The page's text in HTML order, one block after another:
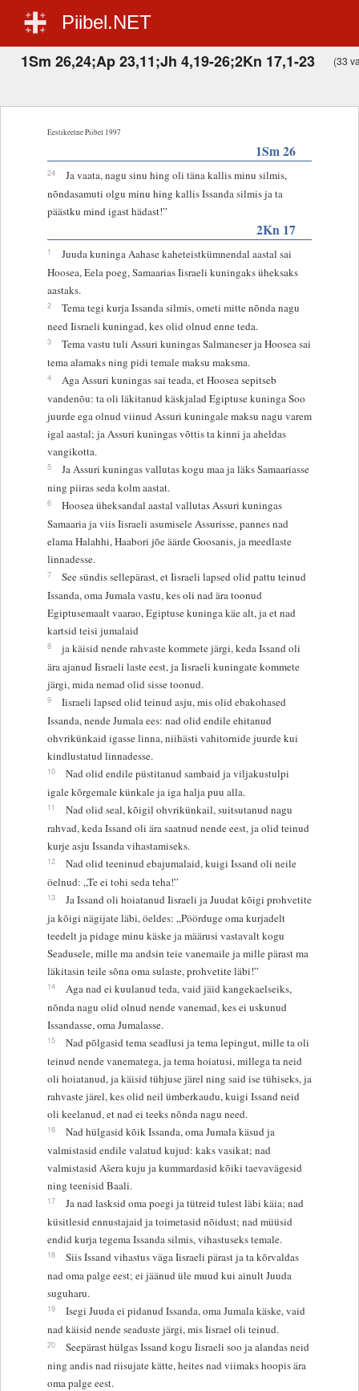
Piibel.NET
1Sm 26,24;Ap 23,11;Jh 4,19-26;2Kn 17,1-23 (33
Eestikeelne Piibel 1997
1Sm 26
24
Ja vaata, nagu sinu hing oli täna kallis minu silmis,
nõndasamuti olgu minu hing kallis Issanda silmis ja ta
päästku mind igast hädast!”
2Kn 17
1
Juuda kuninga Aahase kaheteistkümnendal aastal sai
Hoosea, Eela poeg, Samaarias Iisraeli kuningaks üheksaks
aastaks.
2
Tema tegi kurja Issanda silmis, ometi mitte nõnda nagu
need Iisraeli kuningad, kes olid olnud enne teda.
3
Tema vastu tuli Assuri kuningas Salmaneser ja Hoosea sai
tema alamaks ning pidi temale maksu maksma.
4
Aga Assuri kuningas sai teada, et Hoosea sepitseb
vandenõu: ta oli läkitanud käskjalad Egiptuse kuninga Soo
juurde ega olnud viinud Assuri kuningale maksu nagu varem
igal aastal; ja Assuri kuningas võttis ta kinni ja aheldas
vangikotta.
5
Ja Assuri kuningas vallutas kogu maa ja läks Samaariasse
ning piiras seda kolm aastat.
6
Hoosea üheksandal aastal vallutas Assuri kuningas
Samaaria ja viis Iisraeli asumisele Assurisse, pannes nad
elama Halahhi, Haabori jõe äärde Goosanis, ja meedlaste
linnadesse.
7
See sündis sellepärast, et Iisraeli lapsed olid pattu teinud
Issanda, oma Jumala vastu, kes oli nad ära toonud
Egiptusemaalt vaarao, Egiptuse kuninga käe alt, ja et nad
kartsid teisi jumalaid
8
ja käisid nende rahvaste kommete järgi, keda Issand oli
ära ajanud Iisraeli laste eest, ja Iisraeli kuningate kommete
järgi, mida nemad olid sisse toonud.
9
Iisraeli lapsed olid teinud asju, mis olid ebakohased
Issanda, nende Jumala ees: nad olid endile ehitanud
ohvrikünkaid igasse linna, niihästi vahitornide juurde kui
kindlustatud linnadesse.
10
Nad olid endile püstitanud sambaid ja viljakustulpi
igale kõrgemale künkale ja iga halja puu alla.
11
Nad olid seal, kõigil ohvrikünkail, suitsutanud nagu
rahvad, keda Issand oli ära saatnud nende eest, ja olid teinud
kurje asju Issanda vihastamiseks.
12
Nad olid teeninud ebajumalaid, kuigi Issand oli neile
öelnud: „Te ei tohi seda teha!”
13
Ja Issand oli hoiatanud Iisraeli ja Juudat kõigi prohvetite
ja kõigi nägijate läbi, öeldes: „Pöörduge oma kurjadelt
teedelt ja pidage minu käske ja määrusi vastavalt kogu
Seadusele, mille ma andsin teie vanemaile ja mille pärast ma
läkitasin teile sõna oma sulaste, prohvetite läbi!”
14
Aga nad ei kuulanud teda, vaid jäid kangekaelseiks,
nõnda nagu olid olnud nende vanemad, kes ei uskunud
Issandasse, oma Jumalasse.
15
Nad põlgasid tema seadlusi ja tema lepingut, mille ta oli
teinud nende vanematega, ja tema hoiatusi, millega ta neid
oli hoiatanud, ja käisid tühjuse järel ning said ise tühiseks, ja
rahvaste järel, kes olid neil ümberkaudu, kuigi Issand neid
oli keelanud, et nad ei teeks nõnda nagu need.
16
Nad hülgasid kõik Issanda, oma Jumala käsud ja
valmistasid endile valatud kujud: kaks vasikat; nad
valmistasid Ašera kuju ja kummardasid kõiki taevavägesid
ning teenisid Baali.
17
Ja nad lasksid oma poegi ja tütreid tulest läbi käia; nad
küsitlesid ennustajaid ja toimetasid nõidust; nad müüsid
endid kurja tegema Issanda silmis, vihastuseks temale.
18
Siis Issand vihastus väga Iisraeli pärast ja ta kõrvaldas
nad oma palge eest; ei jäänud üle muud kui ainult Juuda
suguharu.
19
Isegi Juuda ei pidanud Issanda, oma Jumala käske, vaid
nad käisid nende seaduste järgi, mis Iisrael oli teinud.
20
Seepärast hülgas Issand kogu Iisraeli soo ja alandas neid
ning andis nad riisujate kätte, heites nad viimaks hoopis ära
oma palge eest.